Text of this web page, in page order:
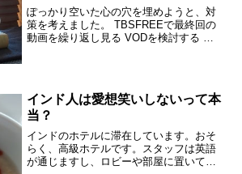
ぽっかり空いた心の穴を埋めようと、対
策を考えました。 TBSFREEで最終回の
動画を繰り返し見る VODを検討する 原
が納得できる...
インド人は愛想笑いしないって本
当？
インドのホテルに滞在しています。おそ
らく、高級ホテルです。スタッフは英語
が通じますし、ロビーや部屋に置いてあ